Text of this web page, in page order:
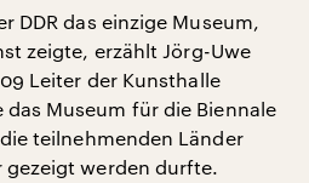
DDR das einzige Museum,
zeigte, erzählt Jörg-Uwe
Leiter der Kunsthalle
Museum für die Biennale
teilnehmenden Länder
gezeigt werden durfte.